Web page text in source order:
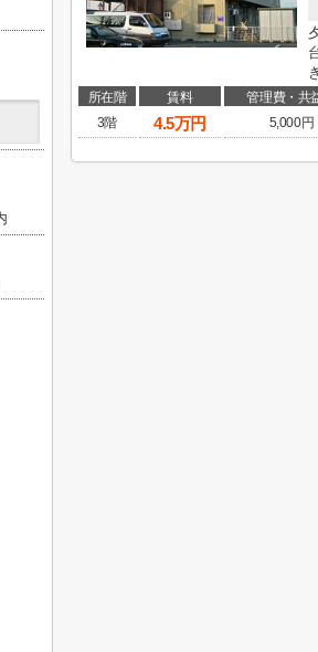
所在階 賃料 管理費・共
3階
4.5万円 5,000円